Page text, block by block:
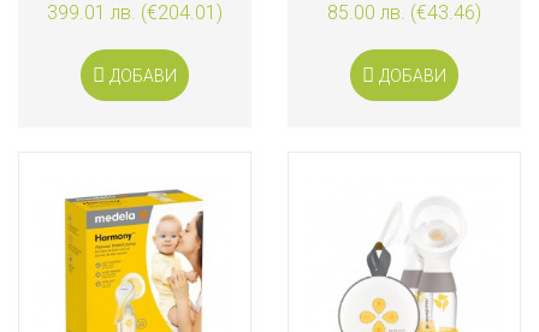
399.01 лв. (€204.01)
ДОБАВИ
85.00 лв. (€43.46)
ДОБАВИ